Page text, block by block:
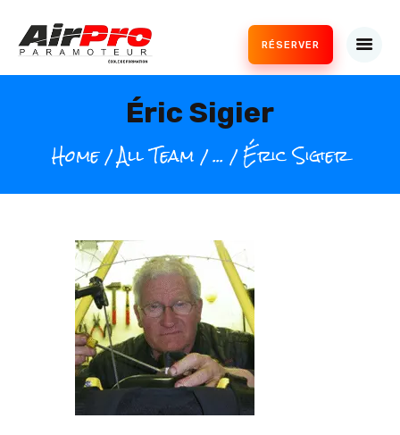
RÉSERVER
Éric Sigier
Home All Team ... Éric Sigier
Airpro Paramoteur
ACCUEIL
AIRPRO PARAMOTEUR
NOS FORMATIONS
SERVICES
BOUTIQUE
INFORMATIONS
CONTACT